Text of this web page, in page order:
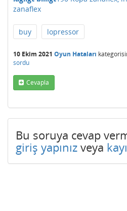
zanaflex
buy lopressor
10 Ekim 2021 Oyun Hataları
sordu
Cevapla
Bu soruya cevap
giriş yapınız veya